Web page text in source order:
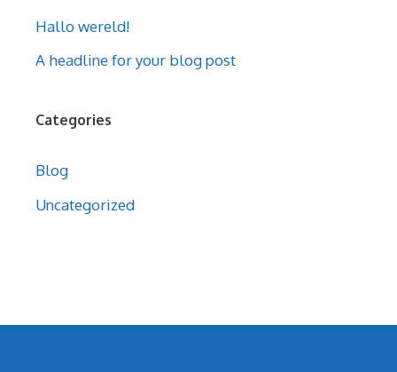
Hallo wereld!
A headline for your blog post
Categories
Blog
Uncategorized